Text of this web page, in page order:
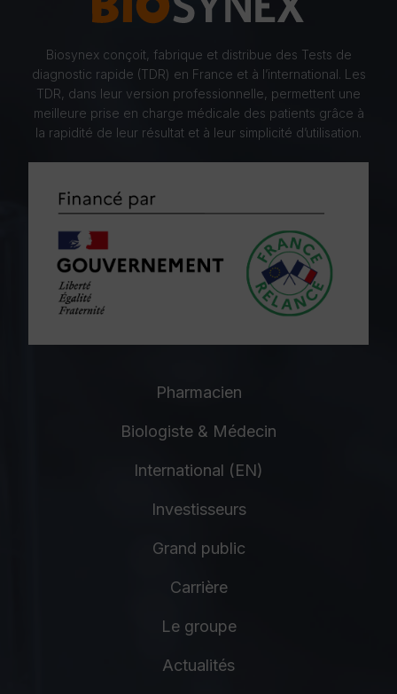
Biosynex conçoit, fabrique et distribue des Tests de
diagnostic rapide (TDR) en France et à l’international. Les
TDR, dans leur version professionnelle, permettent une
meilleure prise en charge médicale des patients grâce à
la rapidité de leur résultat et à leur simplicité d’utilisation.
Pharmacien
Biologiste & Médecin
International (EN)
Investisseurs
Grand public
Carrière
Le groupe
Actualités